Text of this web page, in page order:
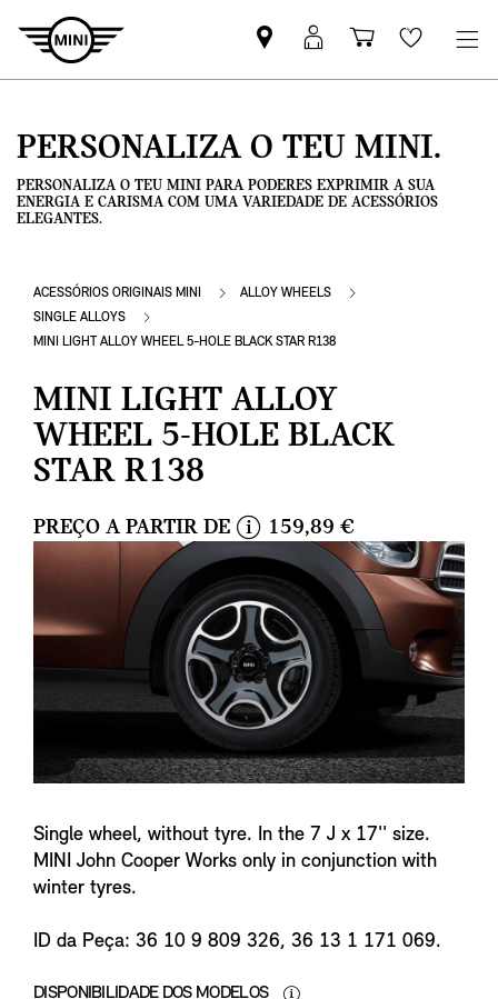
Pesquisar
parceiro
Iniciar
sessão
Carrinho
de
Wishlist
PERSONALIZA O TEU MINI.
PERSONALIZA O TEU MINI PARA PODERES EXPRIMIR A SUA
ENERGIA E CARISMA COM UMA VARIEDADE DE ACESSÓRIOS
ELEGANTES.
ACESSÓRIOS ORIGINAIS MINI
ALLOY WHEELS
SINGLE ALLOYS
MINI LIGHT ALLOY WHEEL 5-HOLE BLACK STAR R138
MINI LIGHT ALLOY
WHEEL 5-HOLE BLACK
STAR R138
PREÇO A PARTIR DE
i
n
f
o
159,89 €
Single wheel, without tyre. In the 7 J x 17'' size.
MINI John Cooper Works only in conjunction with
winter tyres.
ID da Peça: 36 10 9 809 326, 36 13 1 171 069.
DISPONIBILIDADE DOS MODELOS